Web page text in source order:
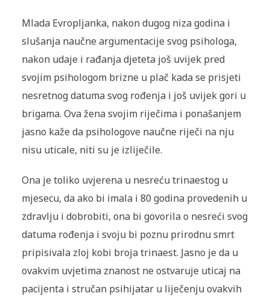
Mlada Evropljanka, nakon dugog niza godina i
slušanja naučne argumentacije svog psihologa,
nakon udaje i rađanja djeteta još uvijek pred
svojim psihologom brizne u plač kada se prisjeti
nesretnog datuma svog rođenja i još uvijek gori u
brigama. Ova žena svojim riječima i ponašanjem
jasno kaže da psihologove naučne riječi na nju
nisu uticale, niti su je izliječile.
Ona je toliko uvjerena u nesreću trinaestog u
mjesecu, da ako bi imala i 80 godina provedenih u
zdravlju i dobrobiti, ona bi govorila o nesreći svog
datuma rođenja i svoju bi poznu prirodnu smrt
pripisivala zloj kobi broja trinaest. Jasno je da u
ovakvim uvjetima znanost ne ostvaruje uticaj na
pacijenta i stručan psihijatar u liječenju ovakvih